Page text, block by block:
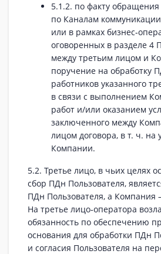
5.1.2. по факту обращения
по Каналам
или в рамках
оговоренных в разделе 4
между третьим лицом и
поручение на обработку
работников указанного
в связи с выполнением
работ и/или оказанием
заключенного между
лицом договора, в т. ч. на
Компании.
5.2. Третье лицо, в чьих целях
сбор ПДн Пользователя,
ПДн Пользователя, а
На третье лицо‑оператора
обязанность по обеспечению
основания для обработки ПДн
и согласия Пользователя на